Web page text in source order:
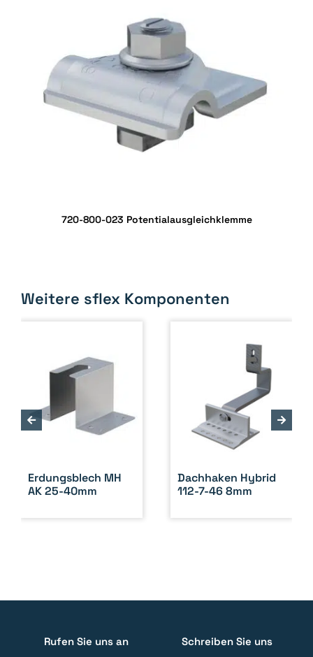
720-800-023 Potentialausgleichklemme
Weitere sflex Komponenten
Erdungsblech MH
AK 25-40mm
Dachhaken Hybrid
112-7-46 8mm
Rufen Sie uns an Schreiben Sie uns